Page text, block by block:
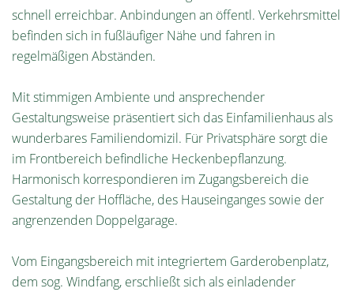
schnell erreichbar. Anbindungen an öffentl. Verkehrsmittel
befinden sich in fußläufiger Nähe und fahren in
regelmäßigen Abständen.
Mit stimmigen Ambiente und ansprechender
Gestaltungsweise präsentiert sich das Einfamilienhaus als
wunderbares Familiendomizil. Für Privatsphäre sorgt die
im Frontbereich befindliche Heckenbepflanzung.
Harmonisch korrespondieren im Zugangsbereich die
Gestaltung der Hoffläche, des Hauseinganges sowie der
angrenzenden Doppelgarage.
Vom Eingangsbereich mit integriertem Garderobenplatz,
dem sog. Windfang, erschließt sich als einladender